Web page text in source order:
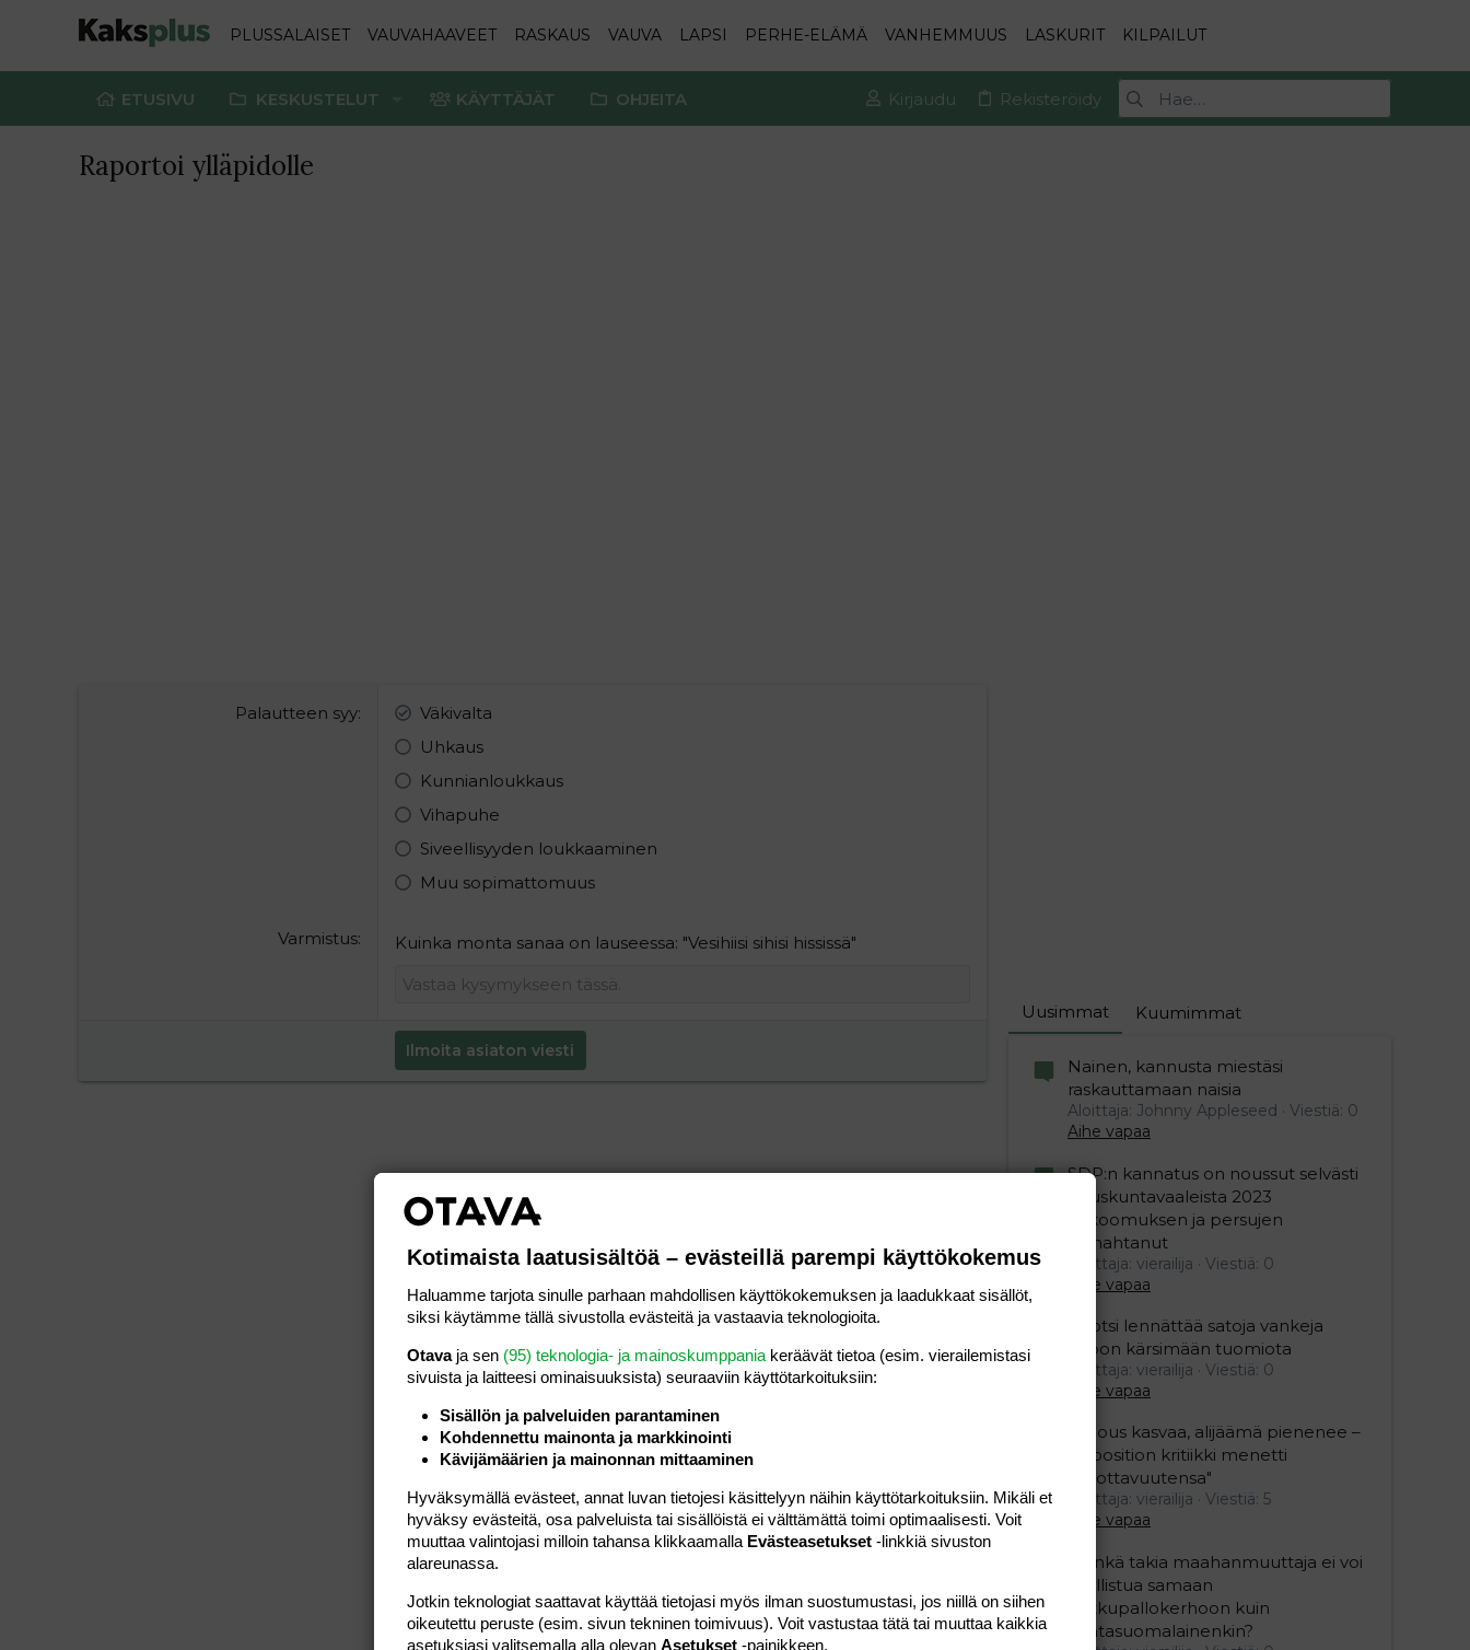
PLUSSALAISET VAUVAHAAVEET RASKAUS VAUVA LAPSI PERHE-ELÄMÄ VANHEMMUUS LASKURIT KILPAILUT
ETUSIVU KESKUSTELUT KÄYTTÄJÄT OHJEITA Kirjaudu Rekisteröidy
Raportoi ylläpidolle
Palautteen syy
Väkivalta
Uhkaus
Kunnianloukkaus
Vihapuhe
Siveellisyyden loukkaaminen
Muu sopimattomuus
Varmistus Kuinka monta sanaa on lauseessa: "Vesihiisi sihisi hississä"
Ilmoita asiaton viesti
Uusimmat Kuumimmat
Nainen, kannusta miestäsi
raskauttamaan naisia
Aloittaja: Johnny Appleseed
Viestiä: 0
Aihe vapaa
SDP:n kannatus on noussut selvästi
eduskuntavaaleista 2023
kokoomuksen ja persujen
romahtanut
Aloittaja: vierailija
Viestiä: 0
Aihe vapaa
Ruotsi lennättää satoja vankeja
Viroon kärsimään tuomiota
Aloittaja: vierailija
Viestiä: 0
Aihe vapaa
"Talous kasvaa, alijäämä pienenee –
opposition kritiikki menetti
uskottavuutensa"
Aloittaja: vierailija
Viestiä: 5
Aihe vapaa
”Minkä takia maahanmuuttaja ei voi
osallistua samaan
potkupallokerhoon kuin
kantasuomalainenkin?
Kotimaista laatusisältöä – evästeillä parempi käyttökokemus
Haluamme tarjota sinulle parhaan mahdollisen käyttökokemuksen ja laadukkaat sisällöt,
siksi käytämme tällä sivustolla evästeitä ja vastaavia teknologioita.
Otavaja sen (95) teknologia- ja mainoskumppania keräävät tietoa (esim. vierailemis­tasi
sivuista ja laitteesi ominaisuuk­sista) seuraaviin käyttötarkoituksiin:
Sisällön ja palveluiden parantaminen
Kohdennettu mainonta ja markkinointi
Kävijämäärien ja mainonnan mittaaminen
Hyväksymällä evästeet, annat luvan tietojesi käsittelyyn näihin käyttötarkoituksiin. Mikäli et
hyväksy evästeitä, osa palveluista tai sisällöistä ei välttämättä toimi optimaalisesti. Voit
muuttaa valintojasi milloin tahansa klikkaamalla Evästeasetukset -linkkiä sivuston
alareunassa.
Jotkin teknologiat saattavat käyttää tietojasi myös ilman suostumustasi, jos niillä on siihen
oikeutettu peruste (esim. sivun tekninen toimivuus). Voit vastustaa tätä tai muuttaa kaikkia
asetuksiasi valitsemalla alla olevan Asetukset -painikkeen.